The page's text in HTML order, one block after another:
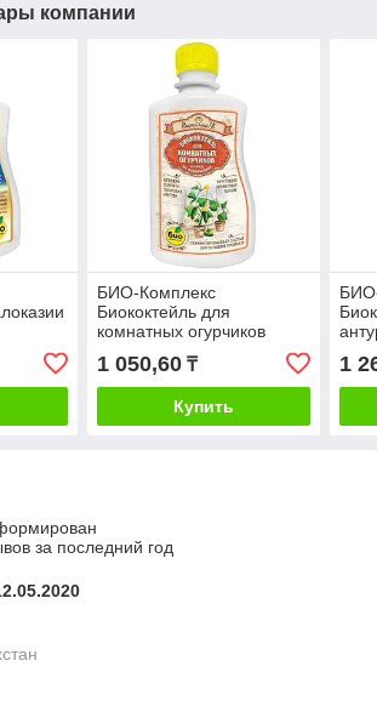
компании
БИО-Комплекс
Биококтейль для
комнатных огурчиков
ВитаминУС 0,250мл
1 050,60₸
Купить
1
за последний год